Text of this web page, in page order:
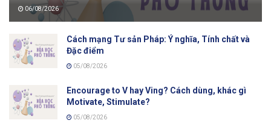
06/08/2026
Cách mạng Tư sản Pháp: Ý nghĩa, Tính chất và
Đặc điểm
05/08/2026
Encourage to V hay Ving? Cách dùng, khác gì
Motivate, Stimulate?
05/08/2026